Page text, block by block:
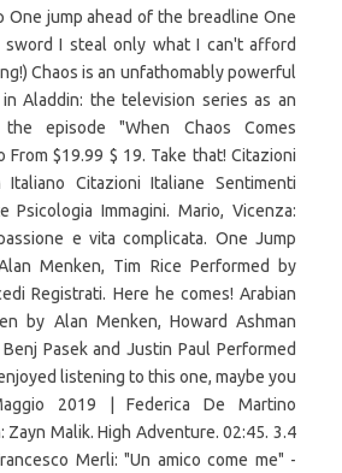
One jump ahead of the breadline One
I steal only what I can't afford
Chaos is an unfathomably powerful
Aladdin: the television series as an
episode "When Chaos Comes
From $19.99 $ 19. Take that! Citazioni
Citazioni Italiane Sentimenti
Psicologia Immagini. Mario, Vicenza:
e vita complicata. One Jump
Menken, Tim Rice Performed by
Registrati. Here he comes! Arabian
by Alan Menken, Howard Ashman
Pasek and Justin Paul Performed
listening to this one, maybe you
2019 | Federica De Martino
Zayn Malik. High Adventure. 02:45. 3.4
Merli: "Un amico come me" -